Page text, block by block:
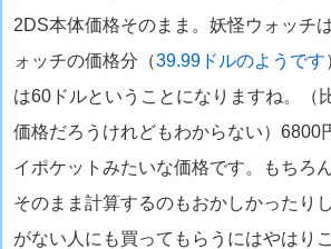
2DS本体価格そのまま。妖怪ウォッチ
ォッチの価格分（39.99ドルのようです
は60ドルということになりますね。（
価格だろうけれどもわからない）6800
イポケットみたいな価格です。もちろ
そのまま計算するのもおかしかったり
がない人にも買ってもらうにはやはり